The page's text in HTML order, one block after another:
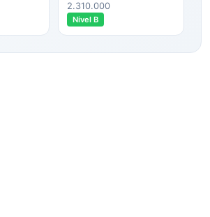
2.310.000
Nivel B